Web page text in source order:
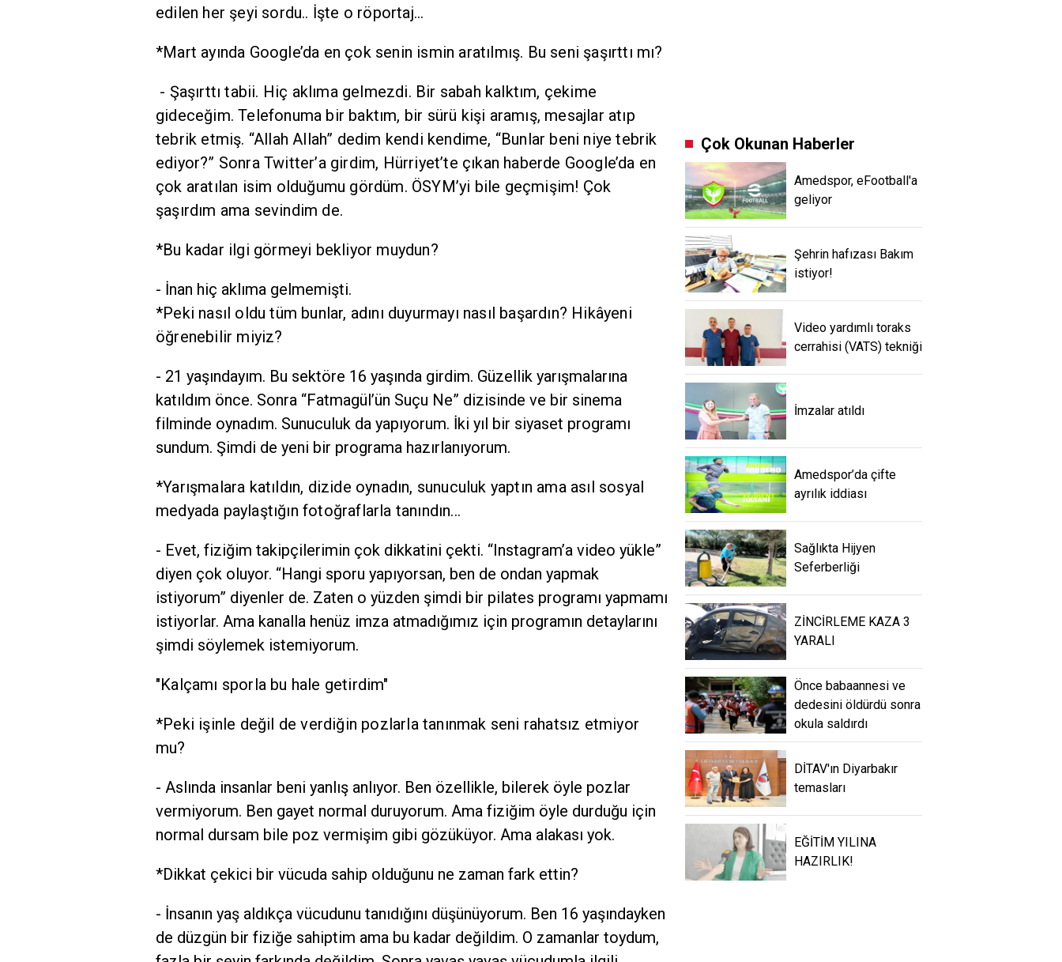
edilen her şeyi sordu.. İşte o röportaj...
*Mart ayında Google’da en çok senin ismin aratılmış. Bu seni şaşırttı mı?
- Şaşırttı tabii. Hiç aklıma gelmezdi. Bir sabah kalktım, çekime
gideceğim. Telefonuma bir baktım, bir sürü kişi aramış, mesajlar atıp
tebrik etmiş. “Allah Allah” dedim kendi kendime, “Bunlar beni niye tebrik
ediyor?” Sonra Twitter’a girdim, Hürriyet’te çıkan haberde Google’da en
çok aratılan isim olduğumu gördüm. ÖSYM’yi bile geçmişim! Çok
şaşırdım ama sevindim de.
*Bu kadar ilgi görmeyi bekliyor muydun?
- İnan hiç aklıma gelmemişti.
*Peki nasıl oldu tüm bunlar, adını duyurmayı nasıl başardın? Hikâyeni
öğrenebilir miyiz?
- 21 yaşındayım. Bu sektöre 16 yaşında girdim. Güzellik yarışmalarına
katıldım önce. Sonra “Fatmagül’ün Suçu Ne” dizisinde ve bir sinema
filminde oynadım. Sunuculuk da yapıyorum. İki yıl bir siyaset programı
sundum. Şimdi de yeni bir programa hazırlanıyorum.
*Yarışmalara katıldın, dizide oynadın, sunuculuk yaptın ama asıl sosyal
medyada paylaştığın fotoğraflarla tanındın...
- Evet, fiziğim takipçilerimin çok dikkatini çekti. “Instagram’a video yükle”
diyen çok oluyor. “Hangi sporu yapıyorsan, ben de ondan yapmak
istiyorum” diyenler de. Zaten o yüzden şimdi bir pilates programı yapmamı
istiyorlar. Ama kanalla henüz imza atmadığımız için programın detaylarını
şimdi söylemek istemiyorum.
"Kalçamı sporla bu hale getirdim"
*Peki işinle değil de verdiğin pozlarla tanınmak seni rahatsız etmiyor
mu?
- Aslında insanlar beni yanlış anlıyor. Ben özellikle, bilerek öyle pozlar
vermiyorum. Ben gayet normal duruyorum. Ama fiziğim öyle durduğu için
normal dursam bile poz vermişim gibi gözüküyor. Ama alakası yok.
*Dikkat çekici bir vücuda sahip olduğunu ne zaman fark ettin?
- İnsanın yaş aldıkça vücudunu tanıdığını düşünüyorum. Ben 16 yaşındayken
de düzgün bir fiziğe sahiptim ama bu kadar değildim. O zamanlar toydum,
Çok Okunan Haberler
Amedspor, eFootball'a
geliyor
Şehrin hafızası Bakım
istiyor!
Video yardımlı toraks
cerrahisi (VATS) tekniği
İmzalar atıldı
Amedspor’da çifte
ayrılık iddiası
Sağlıkta Hijyen
Seferberliği
ZİNCİRLEME KAZA 3
YARALI
Önce babaannesi ve
dedesini öldürdü sonra
okula saldırdı
DİTAV'ın Diyarbakır
temasları
EĞİTİM YILINA
HAZIRLIK!